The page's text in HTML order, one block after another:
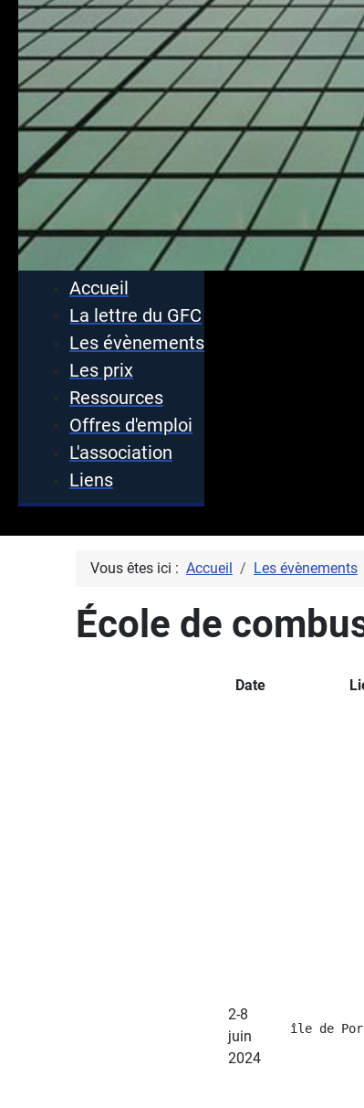
Accueil
La lettre du GFC
Les évènements
Les prix
Ressources
Offres d'emploi
L'association
Liens
Vous êtes ici : Accueil Les évènements
École de
Date
2-8
juin
2024
île de